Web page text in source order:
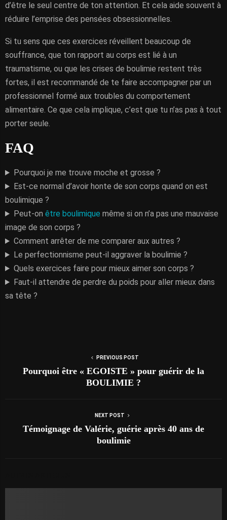
d’être le seul centre de ton attention. Et cela aide souvent à
réduire l’emprise des pensées obsessionnelles.
Si tu sens que ces exercices réveillent beaucoup de
souffrance, que ton rapport au corps est lié à un
traumatisme, ou que les crises de boulimie restent très
fortes, il est recommandé de te faire accompagner par un
professionnel formé aux troubles du comportement
alimentaire. Ce que cela implique, c’est que tu n’as pas à tout
porter seule.
FAQ
Pourquoi je me trouve moche et grosse ?
Est-ce normal d’avoir honte de son corps quand on est
boulimique ?
Peut-on être boulimique même si on n’a pas une mauvaise
image de son corps ?
Comment arrêter de me comparer aux autres ?
Le perfectionnisme peut-il aggraver la boulimie ?
Quels exercices faire pour mieux aimer son corps ?
Faut-il attendre de perdre du poids pour aller mieux dans
sa tête ?
PREVIOUS POST
Pourquoi être « EGOISTE » pour guérir de la
BOULIMIE ?
NEXT POST
Témoignage de Valérie, guérie après 40 ans de
boulimie